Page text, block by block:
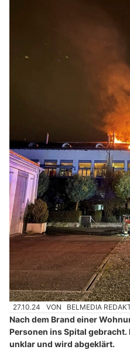
27.10.24 VON BELMEDIA
Nach dem Brand einer
Personen ins Spital
unklar und wird abgeklärt.